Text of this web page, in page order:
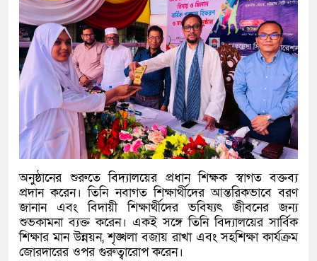
অনুষ্ঠানের শুরুতে বিদ্যালয়ের প্রধান শিক্ষক স্বাগত বক্তব্য
প্রদান করেন। তিনি নবাগত শিক্ষার্থীদের আন্তরিকভাবে বরণ
জানান এবং বিদায়ী শিক্ষার্থীদের ভবিষ্যৎ জীবনের জন্য
শুভকামনা ব্যক্ত করেন। একই সঙ্গে তিনি বিদ্যালয়ের সার্বিক
শিক্ষার মান উন্নয়ন, শৃঙ্খলা বজায় রাখা এবং সহশিক্ষা কার্যক্রম
জোরদারের ওপর গুরুত্বারোপ করেন।